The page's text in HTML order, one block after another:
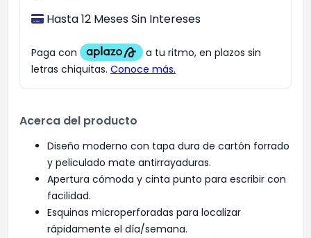
Hasta 12 Meses Sin Intereses
Acerca del producto
Diseño moderno con tapa dura de cartón forrado
y peliculado mate antirrayaduras.
Apertura cómoda y cinta punto para escribir con
facilidad.
Esquinas microperforadas para localizar
rápidamente el día/semana.